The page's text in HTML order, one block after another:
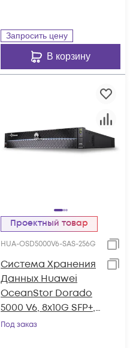
Запросить цену
В корзину
Проектный товар
HUA-OSD5000V6-SAS-256G
Система Хранения
Данных Huawei
OceanStor Dorado
5000 V6, 8x10G SFP+,
4xSAS12G Ext., 25xSAS
Под заказ